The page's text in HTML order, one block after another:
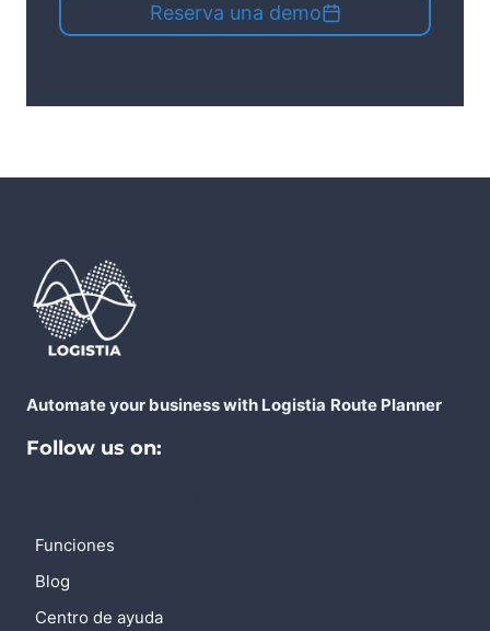
Reserva una demo
Automate your business with Logistia Route Planner
Follow us on:
Funciones
Blog
Centro de ayuda